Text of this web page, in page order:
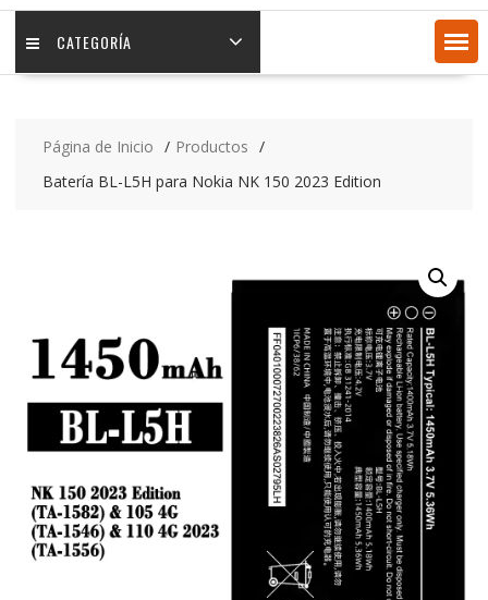
CATEGORÍA
Página de Inicio
Productos
Batería BL-L5H para Nokia NK 150 2023 Edition